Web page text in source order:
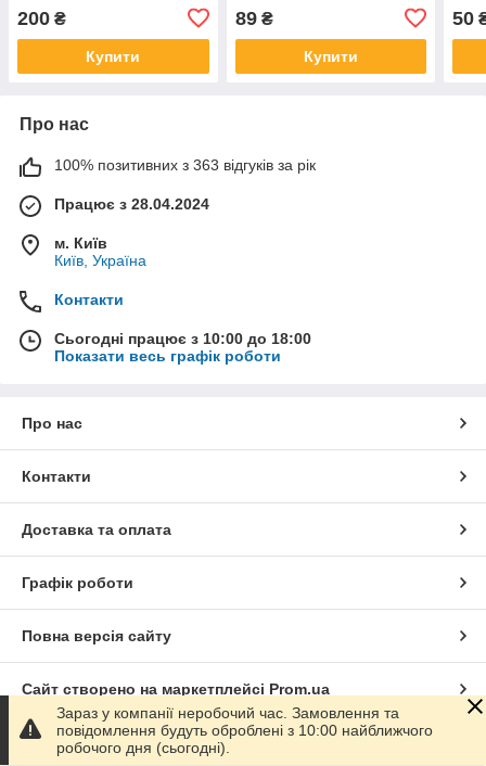
дрона
200 ₴
Купити
89₴
Купити
50
Про нас
100% позитивних з 363 відгуків за рік
Працює з 28.04.2024
м. Київ
Київ, Україна
Контакти
Сьогодні працює з 10:00 до 18:00
Показати весь графік роботи
Про нас
Контакти
Доставка та оплата
Графік роботи
Повна версія сайту
Сайт створено на маркетплейсі Prom.ua
Політика конфіденційності
Зараз у компанії неробочий час. Замовлення та
повідомлення будуть оброблені з 10:00 найближчого
робочого дня (сьогодні).